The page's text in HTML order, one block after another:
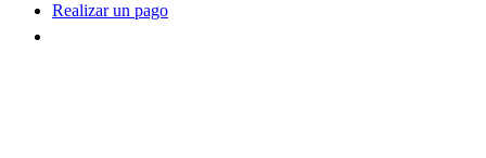
Realizar un pago